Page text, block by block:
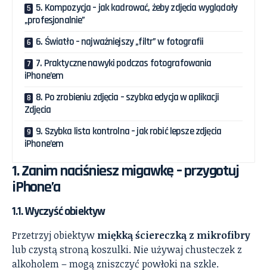
5. Kompozycja – jak kadrować, żeby zdjęcia wyglądały
„profesjonalnie”
6. Światło – najważniejszy „filtr” w fotografii
7. Praktyczne nawyki podczas fotografowania
iPhone’em
8. Po zrobieniu zdjęcia – szybka edycja w aplikacji
Zdjęcia
9. Szybka lista kontrolna – jak robić lepsze zdjęcia
iPhone’em
1. Zanim naciśniesz migawkę – przygotuj
iPhone’a
1.1. Wyczyść obiektyw
Przetrzyj obiektyw miękką ściereczką z mikrofibry
lub czystą stroną koszulki. Nie używaj chusteczek z
alkoholem – mogą zniszczyć powłoki na szkle.